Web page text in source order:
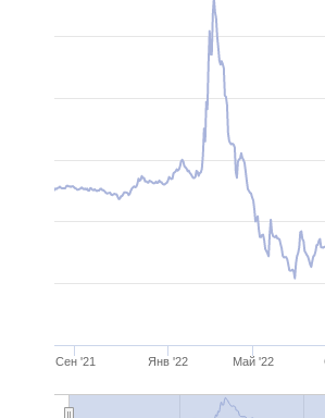
Сен '21 Янв '22 Май '22